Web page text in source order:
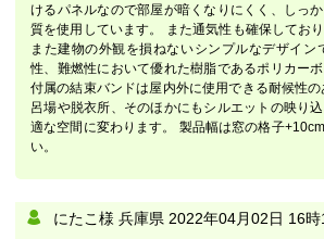
けるパネルなので部屋が暗くなりにくく、しっ
質を使用しています。 また通気性も確保してお
また建物の外観を損ねないシンプルなデザイン
性、難燃性において優れた樹脂であるポリカー
付属の結束バンドは屋内外に使用できる耐候性
呂場や脱衣所、そのほかにもシルエットの映り
適な空間に変わります。 製品幅は窓の格子
い。
にたこ様 兵庫県 2022年04月02日 16時